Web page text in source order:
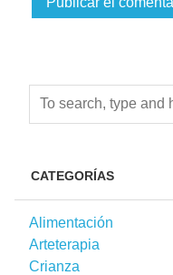
CATEGORÍAS
Alimentación
Arteterapia
Crianza